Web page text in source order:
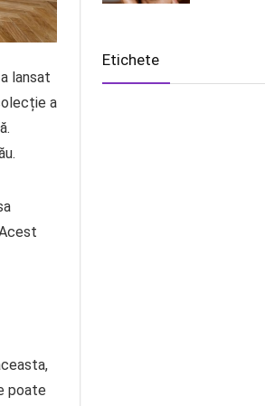
lansat
a
poate
Etichete